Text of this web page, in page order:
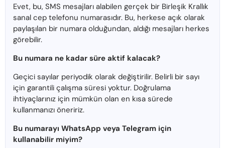
Evet, bu, SMS mesajları alabilen gerçek bir Birleşik Krallık
sanal cep telefonu numarasıdır. Bu, herkese açık olarak
paylaşılan bir numara olduğundan, aldığı mesajları herkes
görebilir.
Bu numara ne kadar süre aktif kalacak?
Geçici sayılar periyodik olarak değiştirilir. Belirli bir sayı
için garantili çalışma süresi yoktur. Doğrulama
ihtiyaçlarınız için mümkün olan en kısa sürede
kullanmanızı öneririz.
Bu numarayı WhatsApp veya Telegram için
kullanabilir miyim?